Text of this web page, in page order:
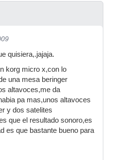
quisiera,.jajaja.
korg micro x,con lo
una mesa beringer
altavoces,me da
pa mas,unos altavoces
y dos satelites
que el resultado sonoro,es
es que bastante bueno para